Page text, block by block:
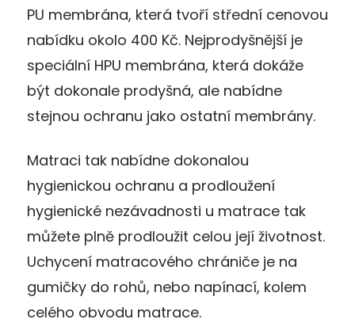
PU membrána, která tvoří střední cenovou
nabídku okolo 400 Kč. Nejprodyšnější je
speciální HPU membrána, která dokáže
být dokonale prodyšná, ale nabídne
stejnou ochranu jako ostatní membrány.
Matraci tak nabídne dokonalou
hygienickou ochranu a prodloužení
hygienické nezávadnosti u matrace tak
můžete plně prodloužit celou její životnost.
Uchycení matracového chrániče je na
gumičky do rohů, nebo napínací, kolem
celého obvodu matrace.